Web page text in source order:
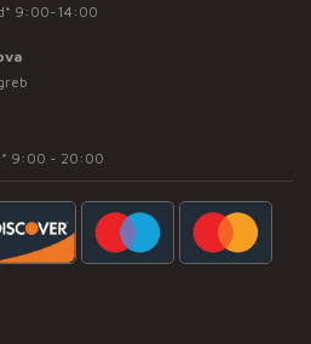
9:00-14:00
9:00 - 20:00